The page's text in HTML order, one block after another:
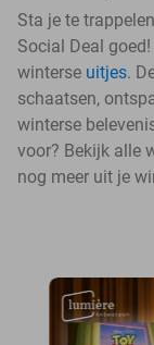
Sta je te
Social Deal
winterse uitjes.
schaatsen,
winterse
voor? Bekijk alle
nog meer uit je